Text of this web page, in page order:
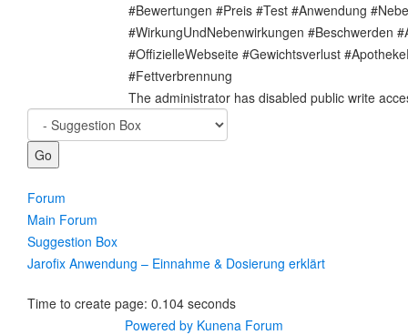
#Bewertungen #Preis #Test #Anwendung
#WirkungUndNebenwirkungen #Beschwerden
#OffizielleWebseite #Gewichtsverlust
#Fettverbrennung
The administrator has disabled public write
Forum
Main Forum
Suggestion Box
Jarofix Anwendung – Einnahme & Dosierung erklärt
Time to create page: 0.104 seconds
Powered by Kunena Forum